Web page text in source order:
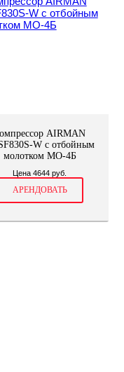
AIRMAN
W с отбойным
молотком МО-4Б
Цена 4644 руб.
АРЕНДОВАТЬ